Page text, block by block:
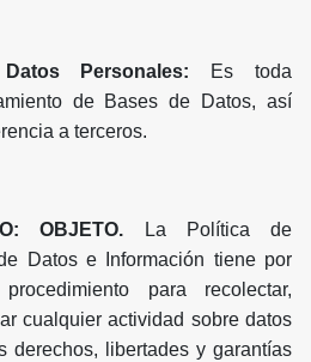
Personales:
Es toda
de Bases de Datos, así
a terceros.
OBJETO.
La Política de
Datos e Información tiene por
para recolectar,
cualquier actividad sobre datos
derechos, libertades y garantías